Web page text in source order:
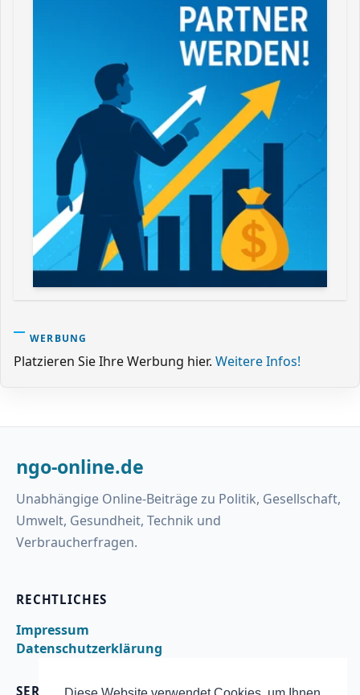
WERBUNG
Platzieren Sie Ihre Werbung hier. Weitere Infos!
ngo-online.de
Unabhängige Online-Beiträge zu Politik, Gesellschaft,
Umwelt, Gesundheit, Technik und
Verbraucherfragen.
RECHTLICHES
Impressum
Datenschutzerklärung
SERVICE